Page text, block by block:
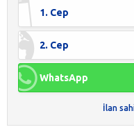
1. Cep
2. Cep
WhatsApp
İlan